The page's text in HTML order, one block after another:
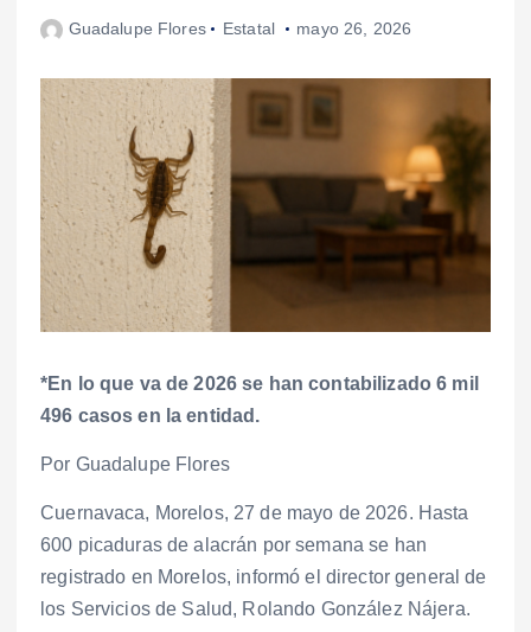
Guadalupe Flores Estatal mayo 26, 2026
*En lo que va de 2026 se han contabilizado 6 mil
496 casos en la entidad.
Por Guadalupe Flores
Cuernavaca, Morelos, 27 de mayo de 2026. Hasta
600 picaduras de alacrán por semana se han
registrado en Morelos, informó el director general de
los Servicios de Salud, Rolando González Nájera.